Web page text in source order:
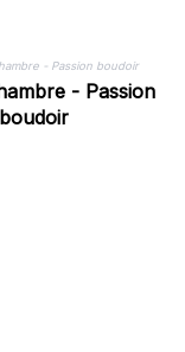
- Passion
boudoir